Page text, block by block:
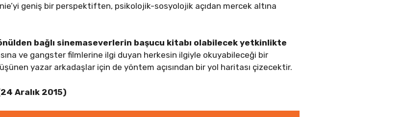
geniş bir perspektiften, psikolojik-sosyolojik açıdan mercek altına
bağlı sinemaseverlerin başucu kitabı olabilecek yetkinlikte
ve gangster filmlerine ilgi duyan herkesin ilgiyle okuyabileceği bir
yazar arkadaşlar için de yöntem açısından bir yol haritası çizecektir.
Aralık 2015)